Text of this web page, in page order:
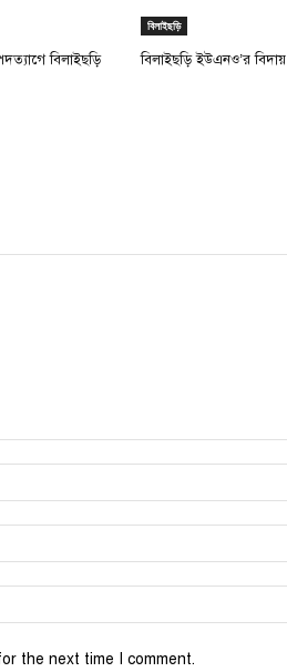
বিলাইছড়ি
বিলাইছড়ি
বিলাইছড়ি ইউএনও’র বিদায়
the next time I comment.